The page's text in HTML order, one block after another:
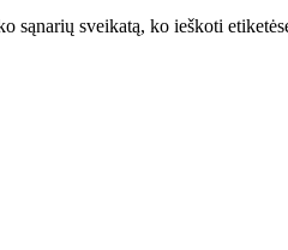
sveikatą, ko ieškoti